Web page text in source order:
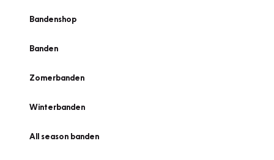
Bandenshop
Banden
Zomerbanden
Winterbanden
All season banden